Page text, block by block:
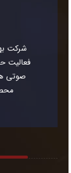
شرکت
فعالیت
صوتی